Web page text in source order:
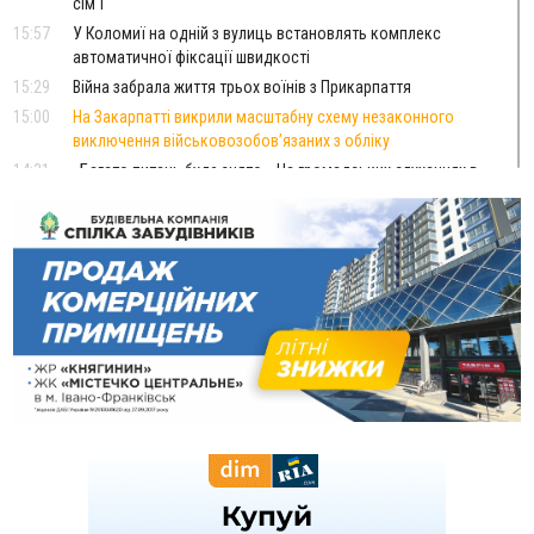
15:57
У Коломиї на одній з вулиць встановлять комплекс
автоматичної фіксації швидкості
15:29
Війна забрала життя трьох воїнів з Прикарпаття
15:00
На Закарпатті викрили масштабну схему незаконного
виключення військовозобов’язаних з обліку
14:31
«Багато питань буде знято». На громадських слуханнях в
Яремче обговорили, як вирішити питання джипінгу в
Карпатах
13:54
5 «тихих» хвороб, які виявляє профілактичне обстеження
13:30
ФОТО На Надрічній тривають останні приготування до
нового руху
12:57
У Франківську зафіксували найбільшу спеку за всю історію
спостережень
12:24
Лікування наркоманії Київ: чому важливо розпочати
терапію якомога раніше
тисяч гривень у валюті, засудили до 5 років
Податкова передасть в Міноборони для "Оберегу" дані про
чоловіків 18–60 років